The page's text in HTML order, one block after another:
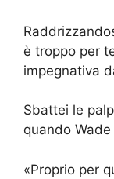
è troppo per
impegnativa
Sbattei le
quando
«Proprio per